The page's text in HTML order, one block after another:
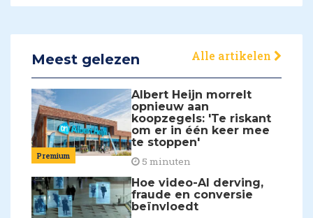
Meest gelezen Alle artikelen
Premium
Albert Heijn morrelt
opnieuw aan
koopzegels: 'Te riskant
om er in één keer mee
te stoppen'
5 minuten
Hoe video-AI derving,
fraude en conversie
beïnvloedt